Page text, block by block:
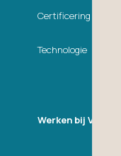
Certificering
Technologie
Werken bij VDH